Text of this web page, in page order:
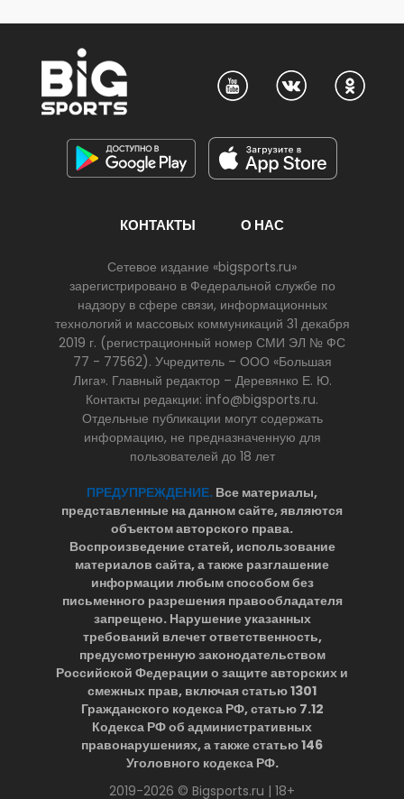
КОНТАКТЫ О НАС
Сетевое издание «bigsports.ru»
зарегистрировано в Федеральной службе по
надзору в сфере связи, информационных
технологий и массовых коммуникаций 31 декабря
2019 г. (регистрационный номер СМИ ЭЛ № ФС
77 - 77562). Учредитель – ООО «Большая
Лига». Главный редактор – Деревянко Е. Ю.
Контакты редакции: info@bigsports.ru.
Отдельные публикации могут содержать
информацию, не предназначенную для
пользователей до 18 лет
ПРЕДУПРЕЖДЕНИЕ. Все материалы,
представленные на данном сайте, являются
объектом авторского права.
Воспроизведение статей, использование
материалов сайта, а также разглашение
информации любым способом без
письменного разрешения правообладателя
запрещено. Нарушение указанных
требований влечет ответственность,
предусмотренную законодательством
Российской Федерации о защите авторских и
смежных прав, включая статью 1301
Гражданского кодекса РФ, статью 7.12
Кодекса РФ об административных
правонарушениях, а также статью 146
Уголовного кодекса РФ.
2019-2026 © Bigsports.ru | 18+